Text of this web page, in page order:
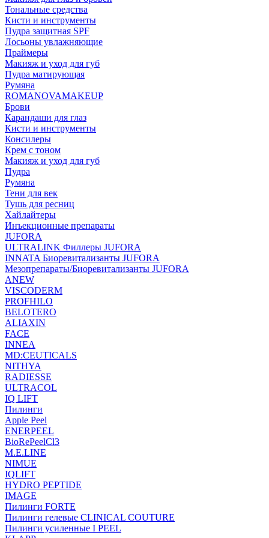
Тональные средства
Кисти и инструменты
Пудра защитная SPF
Лосьоны увлажняющие
Праймеры
Макияж и уход для губ
Пудра матирующая
Румяна
ROMANOVAMAKEUP
Брови
Карандаши для глаз
Кисти и инструменты
Консилеры
Крем с тоном
Макияж и уход для губ
Пудра
Румяна
Тени для век
Тушь для ресниц
Хайлайтеры
Инъекционные препараты
JUFORA
ULTRALINK Филлеры JUFORA
INNATA Биоревитализанты JUFORA
Мезопрепараты/Биоревитализанты JUFORA
ANEW
VISCODERM
PROFHILO
BELOTERO
ALIAXIN
FACE
INNEA
MD:CEUTICALS
NITHYA
RADIESSE
ULTRACOL
IQ LIFT
Пилинги
Apple Peel
ENERPEEL
BioRePeelCl3
M.E.LINE
NIMUE
IQLIFT
HYDRO PEPTIDE
IMAGE
Пилинги FORTE
Пилинги гелевые CLINICAL COUTURE
Пилинги усиленные I PEEL